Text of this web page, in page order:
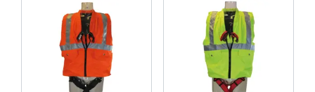
Materiał:
Znakowanie:
Zakres temperatur: